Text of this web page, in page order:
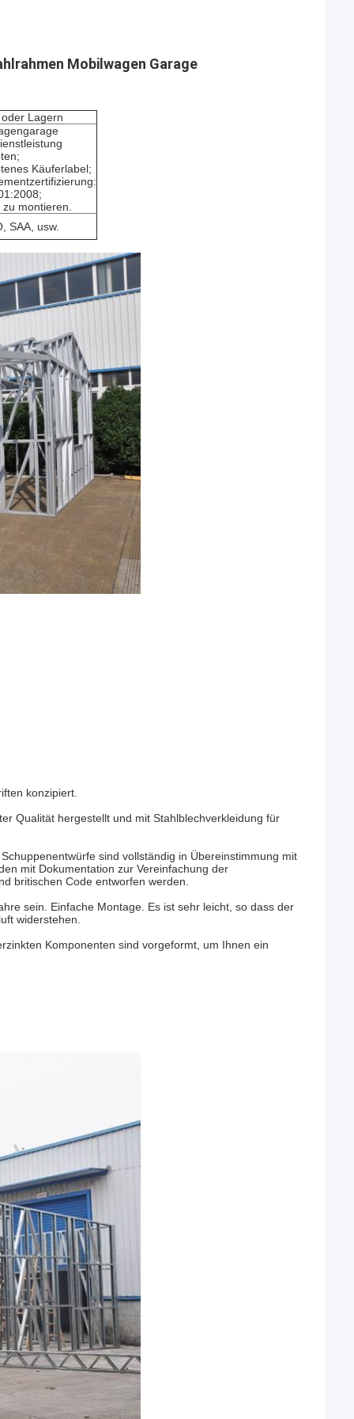
Mobilwagen Garage
Lagern
Käuferlabel;
montieren.
SAA, usw.
konzipiert.
Qualität hergestellt und mit Stahlblechverkleidung für
sind vollständig in Übereinstimmung mit
mit Dokumentation zur Vereinfachung der
britischen Code entworfen werden.
sein. Einfache Montage. Es ist sehr leicht, so dass der
widerstehen.
Komponenten sind vorgeformt, um Ihnen ein